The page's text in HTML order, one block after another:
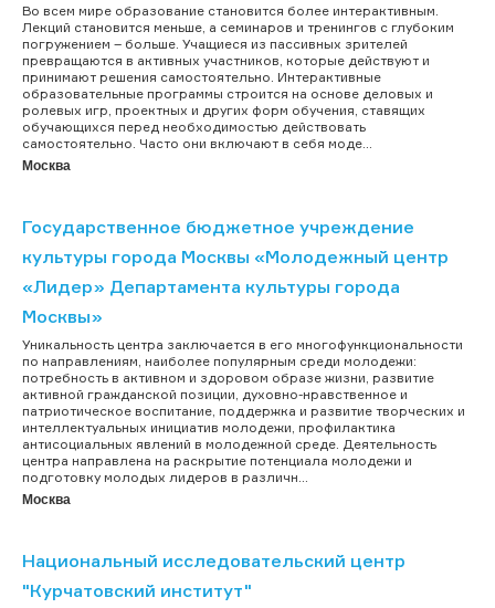
Во всем мире образование становится более интерактивным.
Лекций становится меньше, а семинаров и тренингов с глубоким
погружением – больше. Учащиеся из пассивных зрителей
превращаются в активных участников, которые действуют и
принимают решения самостоятельно. Интерактивные
образовательные программы строится на основе деловых и
ролевых игр, проектных и других форм обучения, ставящих
обучающихся перед необходимостью действовать
самостоятельно. Часто они включают в себя моде...
Москва
Государственное бюджетное учреждение
культуры города Москвы «Молодежный центр
«Лидер» Департамента культуры города
Москвы»
Уникальность центра заключается в его многофункциональности
по направлениям, наиболее популярным среди молодежи:
потребность в активном и здоровом образе жизни, развитие
активной гражданской позиции, духовно-нравственное и
патриотическое воспитание, поддержка и развитие творческих и
интеллектуальных инициатив молодежи, профилактика
антисоциальных явлений в молодежной среде. Деятельность
центра направлена на раскрытие потенциала молодежи и
подготовку молодых лидеров в различн...
Москва
Национальный исследовательский центр
"Курчатовский институт"